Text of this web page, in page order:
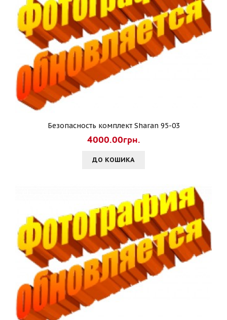
Безопасность комплект Sharan 95-03
4000.00грн.
ДО КОШИКА